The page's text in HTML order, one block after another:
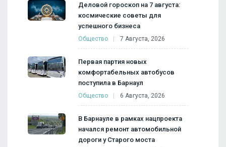
Деловой гороскоп на 7 августа:
космические советы для
успешного бизнеса
Общество 7 Августа, 2026
Первая партия новых
комфортабельных автобусов
поступила в Барнаул
Общество 6 Августа, 2026
В Барнауле в рамках нацпроекта
начался ремонт автомобильной
дороги у Старого моста